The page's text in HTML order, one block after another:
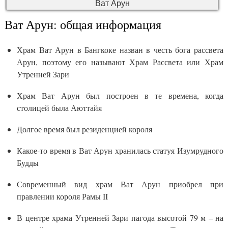
Ват Арун
Ват Арун: общая информация
Храм Ват Арун в Бангкоке назван в честь бога рассвета
Арун, поэтому его называют Храм Рассвета или Храм
Утренней Зари
Храм Ват Арун был построен в те времена, когда
столицей была Аюттайя
Долгое время был резиденцией короля
Какое-то время в Ват Арун хранилась статуя Изумрудного
Будды
Современный вид храм Ват Арун приобрел при
правлении короля Рамы II
В центре храма Утренней Зари пагода высотой 79 м – на